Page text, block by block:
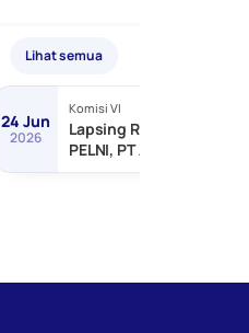
Lihat semua
24 Jun
2026
Komisi VI
Lapsing RDP dengan PT
PELNI, PT ASDP Indonesia,